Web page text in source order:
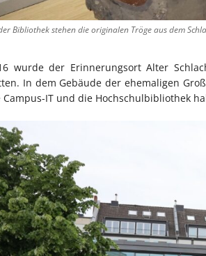
Bibliothek stehen die originalen Tröge aus dem
wurde der Erinnerungsort Alter
In dem Gebäude der ehemaligen
Campus-IT und die Hochschulbibliothek